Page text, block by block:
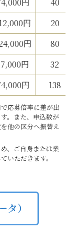
円
20
円
80
円
32
円 138
応募倍率に差が出
。また、申込数が
他の区分へ振替え
、ご自身または業
いただきます。
）